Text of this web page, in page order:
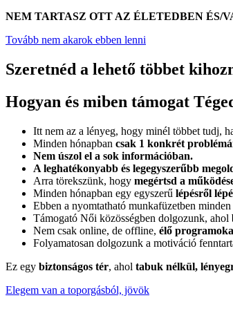
NEM TARTASZ OTT AZ ÉLETEDBEN ÉS/
Tovább nem akarok ebben lenni
Szeretnéd a lehető többet
Hogyan és miben támogat
Itt nem az a lényeg, hogy minél többet tudj,
Minden hónapban csak 1 konkrét
Nem úszol el a sok információban.
A leghatékonyabb és legegyszerűbb
Arra törekszünk, hogy megértsd a
Minden hónapban egy egyszerű lépésről
Ebben a nyomtatható munkafüzetben
Támogató Női közösségben dolgozunk, ahol
Nem csak online, de offline, élő
Folyamatosan dolgozunk a motiváció
Ez egy biztonságos tér, ahol tabuk nélkül,
Elegem van a toporgásból, jövök